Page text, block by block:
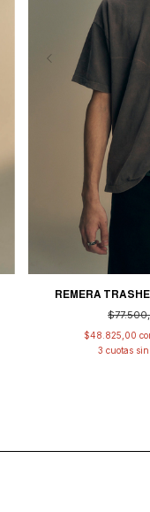
REMERA
$48.825,00
3 cuotas